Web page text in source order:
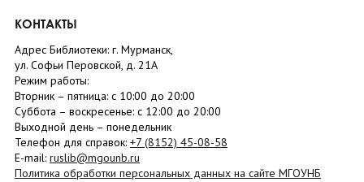
КОНТАКТЫ
Адрес Библиотеки: г. Мурманск,
ул. Софьи Перовской, д. 21А
Режим работы:
Вторник – пятница: с 10:00 до 20:00
Суббота – воскресенье: c 12:00 до 20:00
Выходной день – понедельник
Телефон для справок: +7 (8152) 45-08-58
E-mail: ruslib@mgounb.ru
Политика обработки персональных данных на сайте МГОУНБ